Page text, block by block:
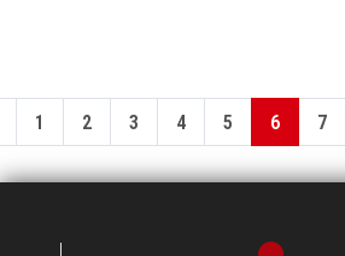
1 2 3 4 5 6 7